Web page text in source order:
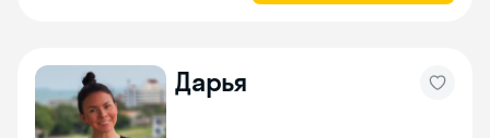
Дарья